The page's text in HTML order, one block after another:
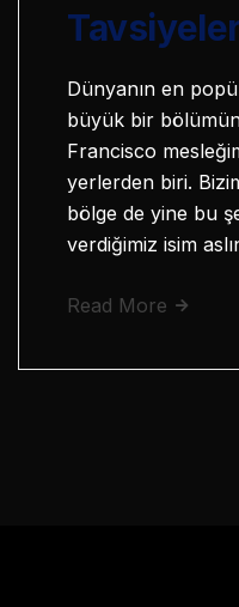
Dünyanın en
büyük bir
Francisco
yerlerden biri.
bölge de yine bu
verdiğimiz isim
Read More